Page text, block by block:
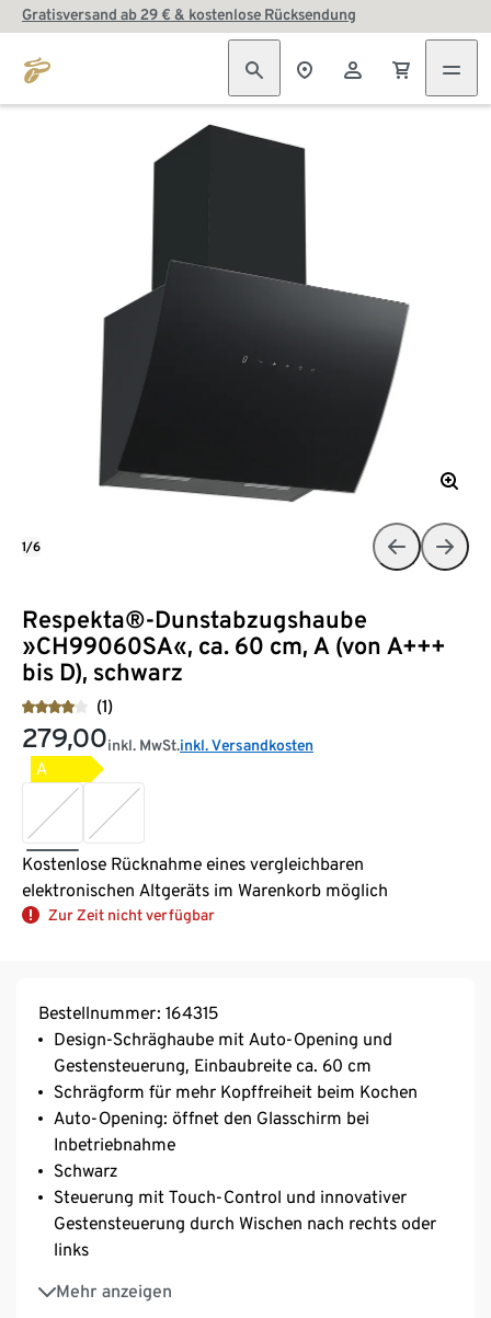
Gratisversand ab 29 € & kostenlose Rücksendung
Respekta®-Dunstabzugshaube
»CH99060SA«, ca. 60 cm, A (von A+++
bis D), schwarz
(1)
279,00inkl. MwSt.inkl. Versandkosten
A
Kostenlose Rücknahme eines vergleichbaren
elektronischen Altgeräts im Warenkorb möglich
Zur Zeit nicht verfügbar
1/6
Bestellnummer: 164315
Design-Schräghaube mit Auto-Opening und
Gestensteuerung, Einbaubreite ca. 60 cm
Schrägform für mehr Kopffreiheit beim Kochen
Auto-Opening: öffnet den Glasschirm bei
Inbetriebnahme
Schwarz
Steuerung mit Touch-Control und innovativer
Gestensteuerung durch Wischen nach rechts oder
links
Mehr anzeigen
Abluftbetrieb
Die Kopffreihaube hat 3 Geschwindigkeitsstufen